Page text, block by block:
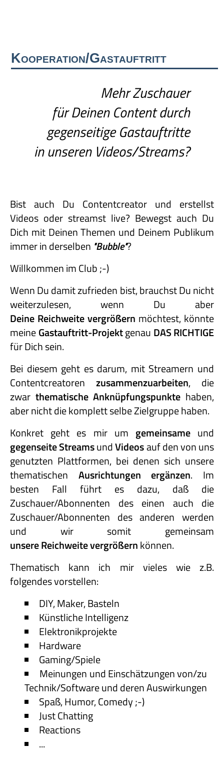
Kooperation/Gastauftritt
Mehr Zuschauer
für Deinen Content durch
gegenseitige Gastauftritte
in unseren Videos/Streams?
Bist auch Du Contentcreator und erstellst
Videos oder streamst live? Bewegst auch Du
Dich mit Deinen Themen und Deinem Publikum
immer in derselben "Bubble"?
Willkommen im Club ;-)
Wenn Du damit zufrieden bist, brauchst Du nicht
weiterzulesen, wenn Du aber
Deine Reichweite vergrößern möchtest, könnte
meineGastauftritt-Projektgenau DAS RICHTIGE
für Dich sein.
Bei diesem geht es darum, mit Streamern und
Contentcreatoren zusammenzuarbeiten, die
zwar thematische Anknüpfungspunkte haben,
aber nicht die komplett selbe Zielgruppe haben.
Konkret geht es mir um gemeinsameund
gegenseite StreamsundVideosauf den von uns
genutzten Plattformen, bei denen sich unsere
thematischen Ausrichtungen ergänzen. Im
besten Fall führt es dazu, daß die
Zuschauer/Abonnenten des einen auch die
Zuschauer/Abonnenten des anderen werden
und wir somit gemeinsam
unsere Reichweite vergrößernkönnen.
Thematisch kann ich mir vieles wie z.B.
folgendes vorstellen:
DIY, Maker, Basteln
Künstliche Intelligenz
Elektronikprojekte
Hardware
Gaming/Spiele
Meinungen und Einschätzungen von/zu
Technik/Software und deren Auswirkungen
Spaß, Humor, Comedy ;-)
Just Chatting
Reactions
...